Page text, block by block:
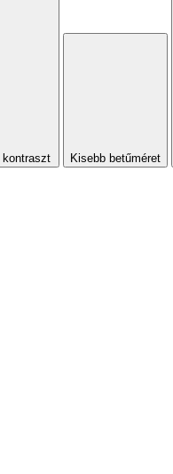
kontraszt Kisebb betűméret